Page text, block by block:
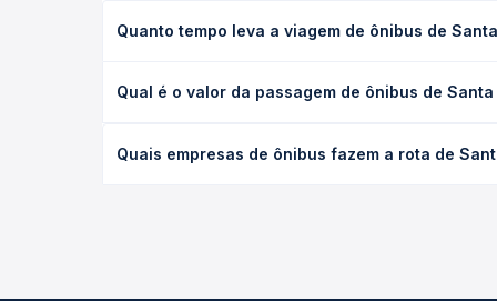
Quanto tempo leva a viagem de ônibus de
executivo ou leito) e as condições de tráfego. Na
Qual é o valor da passagem de ônibus de
poltrona e a antecedência da compra. Na Quero
Quais empresas de ônibus fazem a rota de